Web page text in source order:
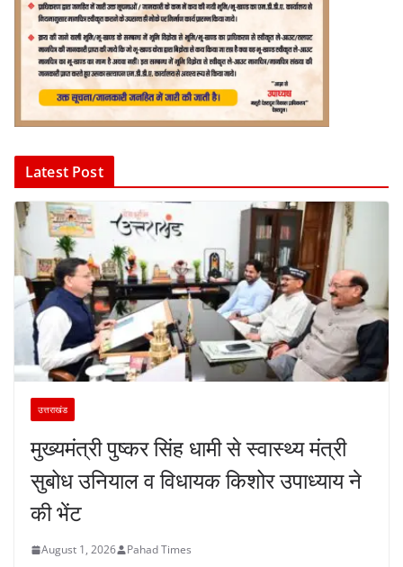
Latest Post
उत्तराखंड
मुख्यमंत्री पुष्कर सिंह धामी से स्वास्थ्य मंत्री
सुबोध उनियाल व विधायक किशोर उपाध्याय ने
की भेंट
August 1, 2026 Pahad Times